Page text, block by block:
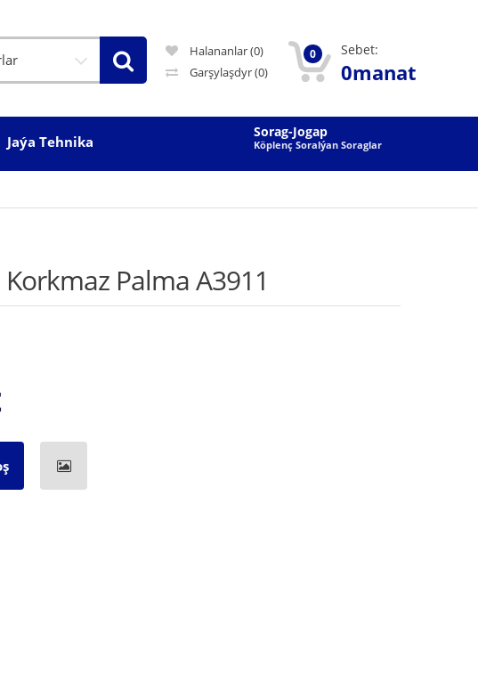
Halananlar (0)
Garşylaşdyr(0)
0 Sebet:
0manat
Jaýa Tehnika
Sorag-Jogap
Köplenç Soralýan Soraglar
Palma A3911